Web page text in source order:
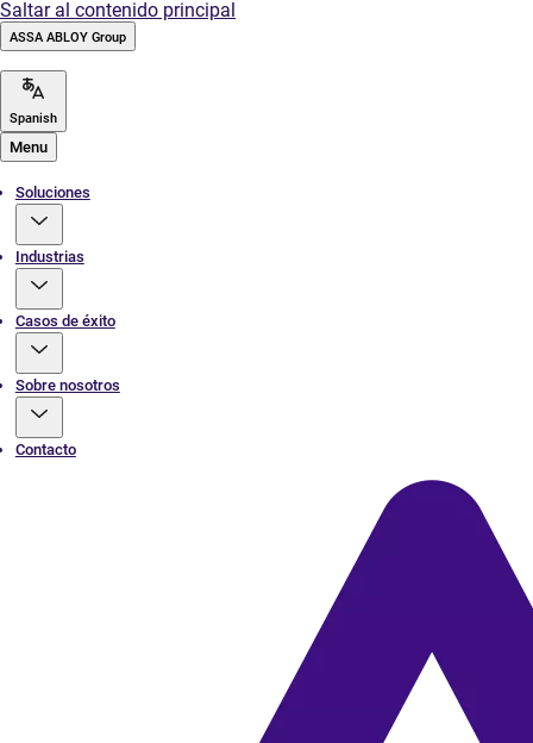
Saltar al contenido principal
ASSA ABLOY Group
Spanish
Menu
Soluciones
Industrias
Casos de éxito
Sobre nosotros
Contacto